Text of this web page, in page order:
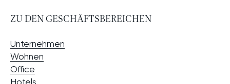
ZU DEN GESCHÄFTSBEREICHEN
Unternehmen
Wohnen
Office
Hotels